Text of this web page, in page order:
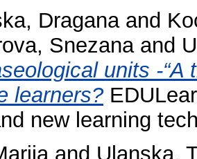
Draganaand
Snezanaand
units -“A
learners?
new learning
and Ulanska,